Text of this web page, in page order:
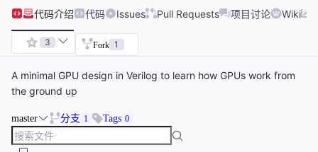
代码介绍 代码 Issues Pull Requests 项目讨论 Wiki
3 Fork 1
A minimal GPU design in Verilog to learn how GPUs work from
the ground up
master 分支 1 Tags 0